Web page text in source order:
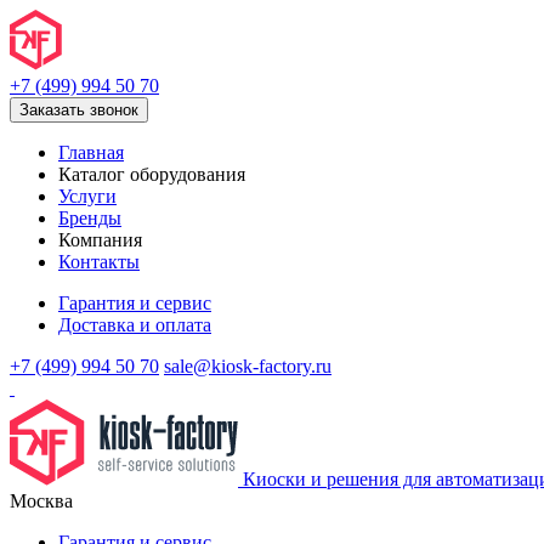
+7 (499) 994 50 70
Заказать звонок
Главная
Каталог оборудования
Услуги
Бренды
Компания
Контакты
Гарантия и сервис
Доставка и оплата
+7 (499) 994 50 70 sale@kiosk-factory.ru
Киоски и решения для
Москва